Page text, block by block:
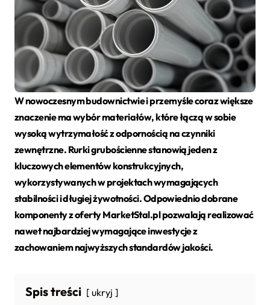
W nowoczesnym budownictwie i przemyśle coraz większe
znaczenie ma wybór materiałów, które łączą w sobie
wysoką wytrzymałość z odpornością na czynniki
zewnętrzne. Rurki grubościenne stanowią jeden z
kluczowych elementów konstrukcyjnych,
wykorzystywanych w projektach wymagających
stabilności i długiej żywotności. Odpowiednio dobrane
komponenty z oferty MarketStal.pl pozwalają realizować
nawet najbardziej wymagające inwestycje z
zachowaniem najwyższych standardów jakości.
Spis treści ukryj